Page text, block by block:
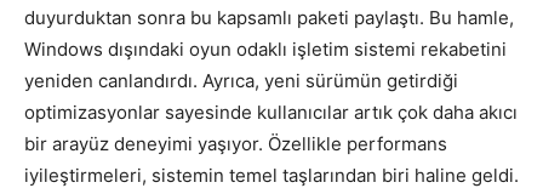
duyurduktan sonra bu kapsamlı paketi paylaştı. Bu hamle,
Windows dışındaki oyun odaklı işletim sistemi rekabetini
yeniden canlandırdı. Ayrıca, yeni sürümün getirdiği
optimizasyonlar sayesinde kullanıcılar artık çok daha akıcı
bir arayüz deneyimi yaşıyor. Özellikle performans
iyileştirmeleri, sistemin temel taşlarından biri haline geldi.